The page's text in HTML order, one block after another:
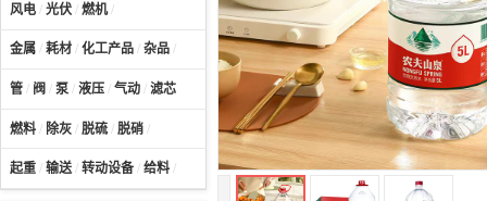
风电 / 光伏 / 燃机/
金属 / 耗材 / 化工产品 / 杂品 /
管 / 阀 / 泵 / 液压 / 气动 / 滤芯
燃料 / 除灰 / 脱硫 / 脱硝 /
起重 / 输送/ 转动设备 / 给料 /